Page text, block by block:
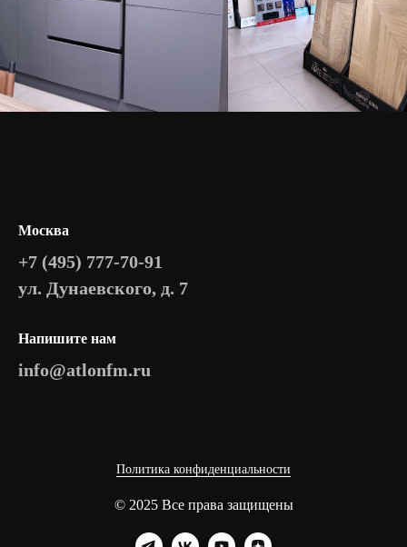
Москва
+7 (495) 777-70-91
ул. Дунаевского, д. 7
Напишите нам
info@atlonfm.ru
Политика конфиденциальности
© 2025 Все права защищены